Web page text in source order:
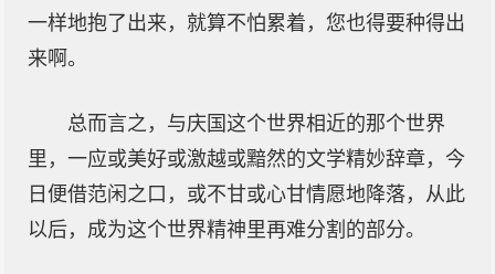
一样地抱了出来，就算不怕累着，您也得要种得出
来啊。
总而言之，与庆国这个世界相近的那个世界
里，一应或美好或激越或黯然的文学精妙辞章，今
日便借范闲之口，或不甘或心甘情愿地降落，从此
以后，成为这个世界精神里再难分割的部分。